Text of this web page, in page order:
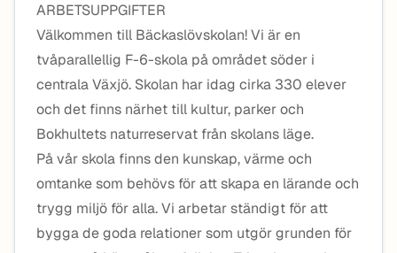
ARBETSUPPGIFTER
Välkommen till Bäckaslövskolan! Vi är en
tvåparallellig F-6-skola på området söder i
centrala Växjö. Skolan har idag cirka 330 elever
och det finns närhet till kultur, parker och
Bokhultets naturreservat från skolans läge.
På vår skola finns den kunskap, värme och
omtanke som behövs för att skapa en lärande och
trygg miljö för alla. Vi arbetar ständigt för att
bygga de goda relationer som utgör grunden för